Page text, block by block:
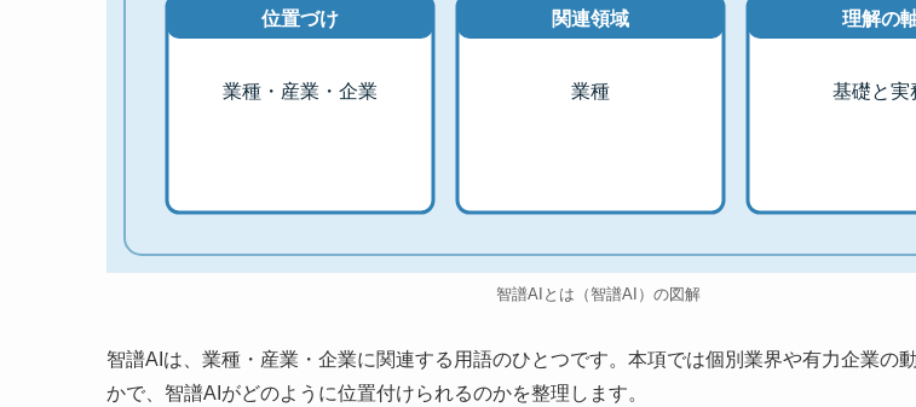
位置づけ
業種・産業・企業
関連領域
業種
理解の
基礎と実
智譜AIとは（智譜AI）の図解
智譜AIは、業種・産業・企業に関連する用語のひとつです。本項では個別業界や有力企業の
かで、智譜AIがどのように位置付けられるのかを整理します。